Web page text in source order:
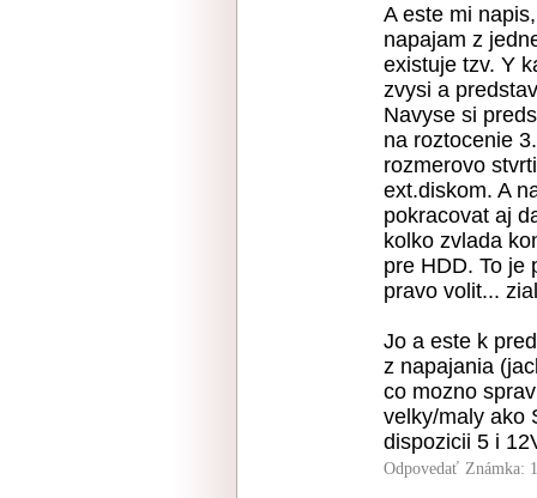
A este mi
napajam z
existuje tzv. Y
zvysi a
Navyse si
na roztocenie
rozmerovo
ext.diskom. A
pokracovat aj
kolko zvlada
pre HDD. To je
pravo volit...
Jo a este k
z napajania
co mozno
velky/maly ako
dispozicii 5 i
Odpovedať Známka: